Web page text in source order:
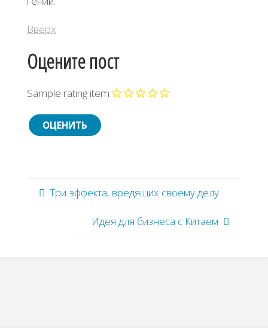
Вверх
Оцените пост
Sample rating item
Три эффекта, вредящих своему делу
Идея для бизнеса с Китаем